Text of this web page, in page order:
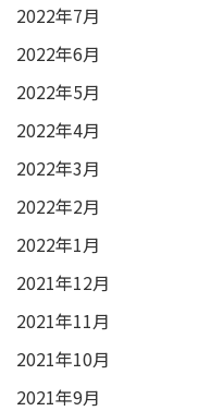
2022年7月
2022年6月
2022年5月
2022年4月
2022年3月
2022年2月
2022年1月
2021年12月
2021年11月
2021年10月
2021年9月